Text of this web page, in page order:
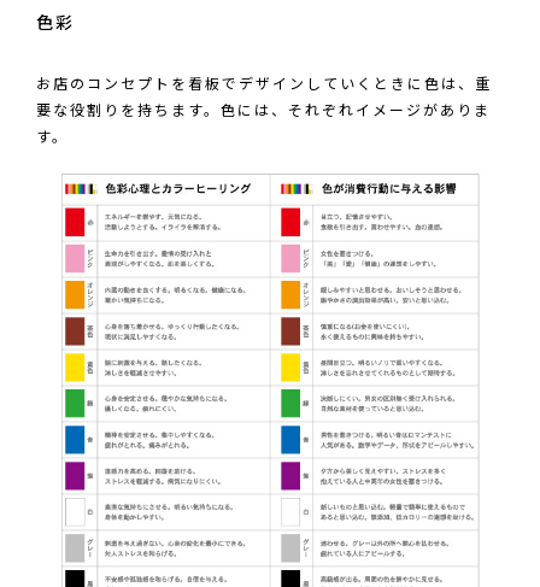
色彩
お店のコンセプトを看板でデザインしていくときに色は、重
要な役割りを持ちます。色には、それぞれイメージがありま
す。